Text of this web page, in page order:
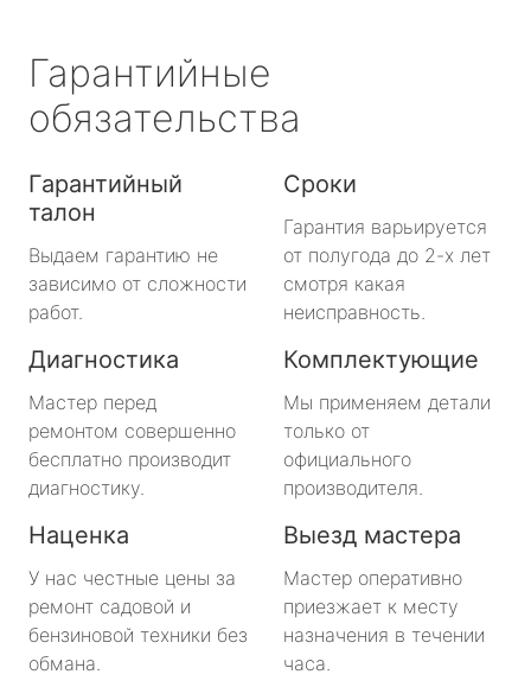
Гарантийные
обязательства
Гарантийный
талон
Выдаем гарантию не
зависимо от сложности
работ.
Сроки
Гарантия варьируется
от полугода до 2-х лет
смотря какая
неисправность.
Диагностика
Мастер перед
ремонтом совершенно
бесплатно производит
диагностику.
Комплектующие
Мы применяем детали
только от
официального
производителя.
Наценка
У нас честные цены за
ремонт садовой и
бензиновой техники без
обмана.
Выезд мастера
Мастер оперативно
приезжает к месту
назначения в течении
часа.